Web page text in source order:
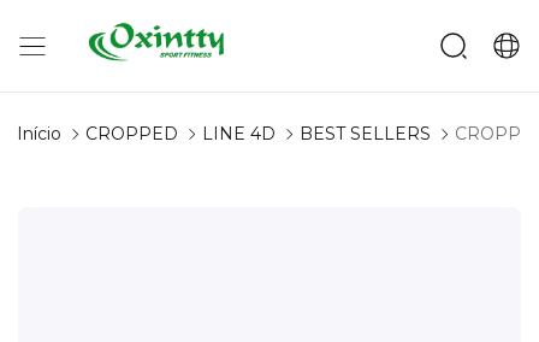
Início CROPPED LINE 4D BEST SELLERS